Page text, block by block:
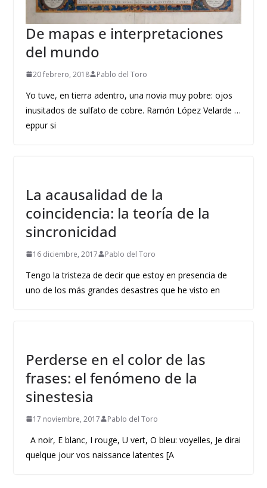
De mapas e interpretaciones
del mundo
20 febrero, 2018 Pablo del Toro
Yo tuve, en tierra adentro, una novia muy pobre: ojos
inusitados de sulfato de cobre. Ramón López Velarde …
eppur si
La acausalidad de la
coincidencia: la teoría de la
sincronicidad
16 diciembre, 2017 Pablo del Toro
Tengo la tristeza de decir que estoy en presencia de
uno de los más grandes desastres que he visto en
Perderse en el color de las
frases: el fenómeno de la
sinestesia
17 noviembre, 2017 Pablo del Toro
A noir, E blanc, I rouge, U vert, O bleu: voyelles, Je dirai
quelque jour vos naissance latentes [A